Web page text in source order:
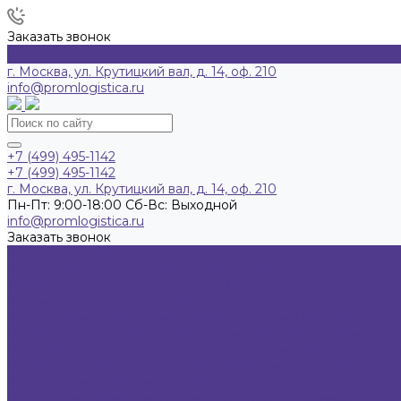
Заказать звонок
г. Москва, ул. Крутицкий вал, д. 14, оф. 210
info@promlogistica.ru
+7 (499) 495-1142
+7 (499) 495-1142
г. Москва, ул. Крутицкий вал, д. 14, оф. 210
Пн-Пт: 9:00-18:00 Cб-Вс: Выходной
info@promlogistica.ru
Заказать звонок